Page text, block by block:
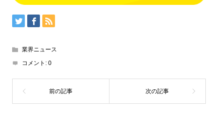
業界ニュース
コメント: 0